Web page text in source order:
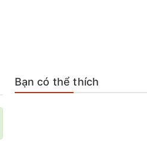
Bạn có thể thích